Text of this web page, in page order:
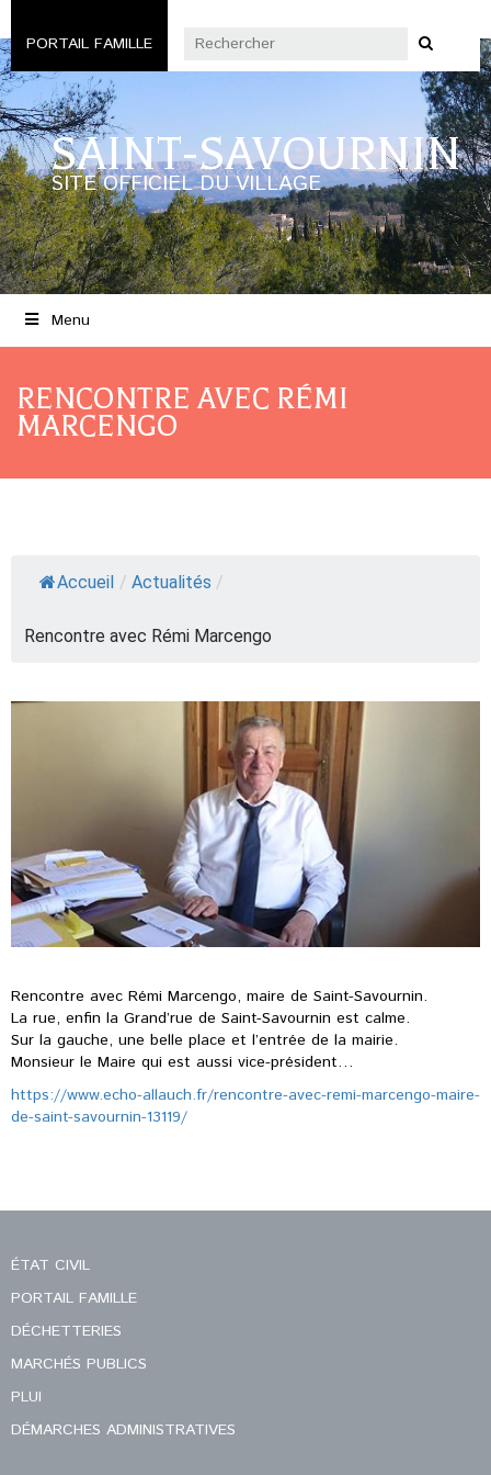
PORTAIL FAMILLE
SAINT-SAVOURNIN
SITE OFFICIEL DU VILLAGE
Menu
RENCONTRE AVEC RÉMI
MARCENGO
Accueil / Actualités /
Rencontre avec Rémi Marcengo
Rencontre avec Rémi Marcengo, maire de Saint-Savournin.
La rue, enfin la Grand’rue de Saint-Savournin est calme.
Sur la gauche, une belle place et l’entrée de la mairie.
Monsieur le Maire qui est aussi vice-président…
https://www.echo-allauch.fr/rencontre-avec-remi-marcengo-maire-
de-saint-savournin-13119/
ÉTAT CIVIL
PORTAIL FAMILLE
DÉCHETTERIES
MARCHÉS PUBLICS
PLUI
DÉMARCHES ADMINISTRATIVES